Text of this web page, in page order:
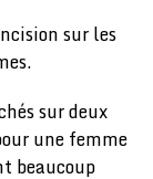
sur les
sur deux
une femme
beaucoup